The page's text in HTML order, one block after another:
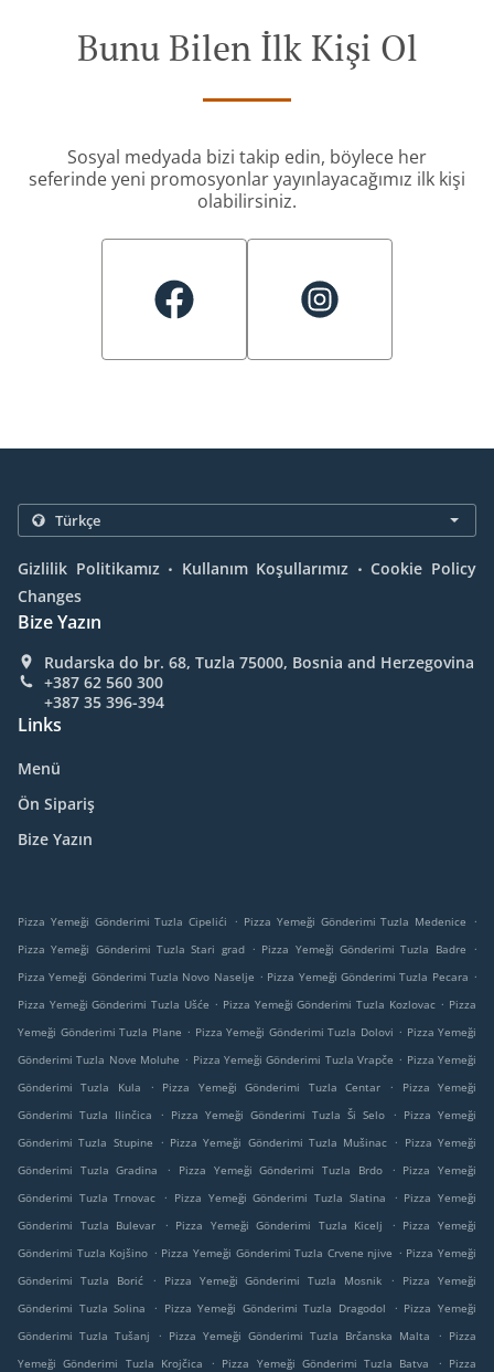
Bunu Bilen İlk Kişi Ol
Sosyal medyada bizi takip edin, böylece her
seferinde yeni promosyonlar yayınlayacağımız ilk kişi
olabilirsiniz.
Gizlilik Politikamız . Kullanım Koşullarımız . Cookie Policy
Changes
Bize Yazın
Rudarska do br. 68, Tuzla 75000, Bosnia and Herzegovina
+387 62 560 300
+387 35 396-394
Links
Menü
Ön Sipariş
Bize Yazın
Pizza Yemeği Gönderimi Tuzla Cipelići . Pizza Yemeği Gönderimi Tuzla Medenice
.
Pizza Yemeği Gönderimi Tuzla Stari grad . Pizza Yemeği Gönderimi Tuzla Badre
.
Pizza Yemeği Gönderimi Tuzla Novo Naselje . Pizza Yemeği Gönderimi Tuzla Pecara .
Pizza Yemeği Gönderimi Tuzla Ušće . Pizza Yemeği Gönderimi Tuzla Kozlovac . Pizza
Yemeği Gönderimi Tuzla Plane . Pizza Yemeği Gönderimi Tuzla Dolovi . Pizza Yemeği
Gönderimi Tuzla Nove Moluhe . Pizza Yemeği Gönderimi Tuzla Vrapče . Pizza Yemeği
Gönderimi Tuzla Kula
. Pizza Yemeği Gönderimi Tuzla Centar .
Pizza Yemeği
Gönderimi Tuzla Ilinčica
. Pizza Yemeği Gönderimi Tuzla Ši Selo . Pizza Yemeği
Gönderimi Tuzla Stupine
. Pizza Yemeği Gönderimi Tuzla Mušinac . Pizza Yemeği
Gönderimi Tuzla Gradina
. Pizza Yemeği Gönderimi Tuzla Brdo . Pizza Yemeği
Gönderimi Tuzla Trnovac
. Pizza Yemeği Gönderimi Tuzla Slatina . Pizza Yemeği
Gönderimi Tuzla Bulevar
. Pizza Yemeği Gönderimi Tuzla Kicelj . Pizza Yemeği
Gönderimi Tuzla Kojšino . Pizza Yemeği Gönderimi Tuzla Crvene njive . Pizza Yemeği
Gönderimi Tuzla Borić
. Pizza Yemeği Gönderimi Tuzla Mosnik .
Pizza Yemeği
Gönderimi Tuzla Solina
. Pizza Yemeği Gönderimi Tuzla Dragodol . Pizza Yemeği
Gönderimi Tuzla Tušanj
. Pizza Yemeği Gönderimi Tuzla Brčanska Malta . Pizza
Yemeği Gönderimi Tuzla Krojčica
. Pizza Yemeği Gönderimi Tuzla Batva . Pizza